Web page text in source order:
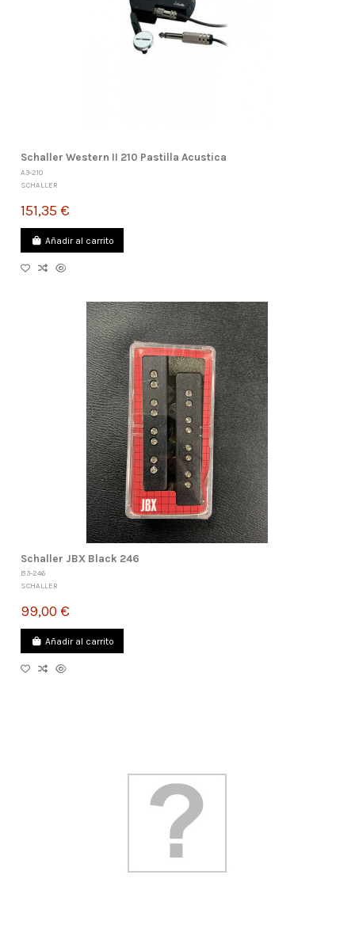
Schaller Western II 210 Pastilla Acustica
A3-210
SCHALLER
151,35 €
Añadir al carrito
Schaller JBX Black 246
B3-246
SCHALLER
99,00 €
Añadir al carrito